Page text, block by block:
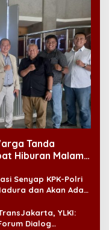
Tanda
Hiburan Malam
Senyap KPK-Polri
dan Akan Ada
YLKI:
Dialog